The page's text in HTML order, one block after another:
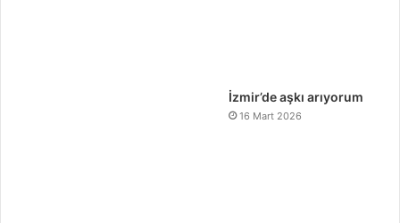
İzmir’de aşkı arıyorum
16 Mart 2026